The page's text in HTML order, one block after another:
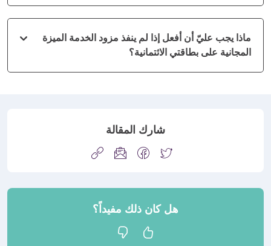
ماذا يجب عليّ أن أفعل إذا لم ينفذ مزود الخدمة الميزة
المجانية على بطاقتي الائتمانية؟
شارك المقالة
هل كان ذلك مفيداً؟